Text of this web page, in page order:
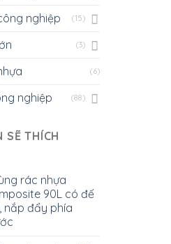
nghiệp (15)
(3)
(6)
nghiệp (88)
SẼ THÍCH
rác nhựa
90L có đế
nắp đẩy phía